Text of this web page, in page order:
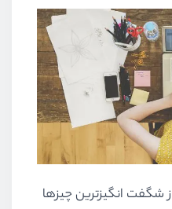
شگفت انگیزترین چیزها